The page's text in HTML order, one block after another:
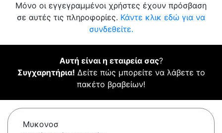
Μόνο οι εγγεγραμμένοι χρήστες έχουν πρόσβαση
σε αυτές τις πληροφορίες. Κάντε κλικ εδώ για να
συνδεθείτε.
Αυτή είναι η εταιρεία σας?
Συγχαρητήρια! Δείτε πώς μπορείτε να λάβετε το
πακέτο βραβείων!
Μυκονοσ